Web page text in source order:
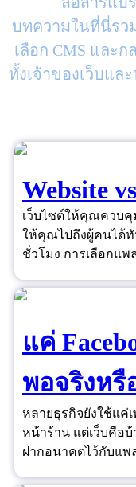
บทความในที่นี่รว
เลือก CMS และ
ทั้งเจ้าของเว็บแ
Website
เว็บไซต์ให้คุณควบคุ
ให้คุณไปถึงผู้คนได้ทันที แต่ในวันที่อัลกอริธึมเ
ชั่วโมง การเลือกแ
แค่
พอจริงหรื
หลายธุรกิจยังใช้แค่
หน้าร้าน แต่เว็บคือ
ฝากอนาคตไว้กับแพ